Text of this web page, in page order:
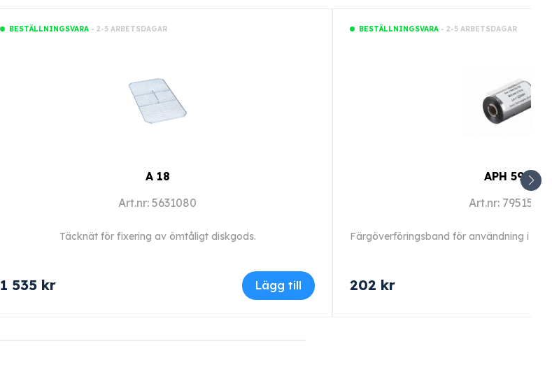
BESTÄLLNINGSVARA- 2-5 ARBETSDAGAR
A 18
Art.nr: 5631080
Täcknät för fixering av ömtåligt diskgods.
1 535 kr Lägg till
BESTÄLLNINGSVARA- 2-5 ARBETSDAGAR
APH 595
Art.nr: 7951520
Färgöverföringsband för användning i
202 kr